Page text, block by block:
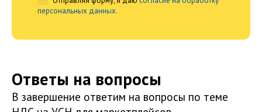
персональных данных.
Ответы на вопросы
В завершение ответим на вопросы по теме